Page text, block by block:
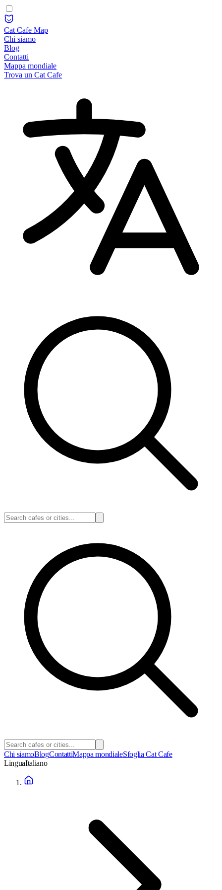
Cat Cafe Map
Chi siamo
Blog
Contatti
Mappa mondiale
Trova un Cat Cafe
Chi siamoBlogContattiMappa mondialeSfoglia Cat Cafe
LinguaItaliano